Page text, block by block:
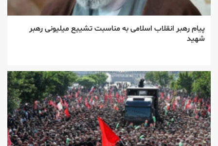
پیام رهبر انقلاب اسلامی به مناسبت تشییع میلیونی رهبر
شهید